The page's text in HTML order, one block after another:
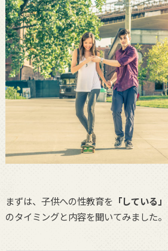
まずは、子供への性教育を 「している」
のタイミングと内容を聞いてみました。